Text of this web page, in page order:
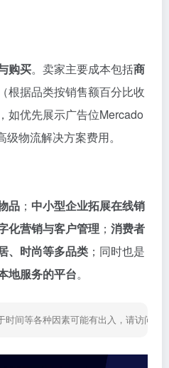
购买。卖家主要成本包括商
（根据品类按销售额百分比收
，如优先展示广告位Mercado
物流解决方案费用。
品 ； 中小型企业拓展在线销
化营销与客户管理 ； 消费者
、时尚等多品类 ；同时也是
地服务的平台。
时间等各种因素可能有出入，请访问网